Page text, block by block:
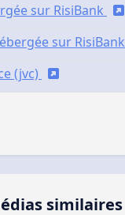
sur RisiBank
sur RisiBank
(jvc)
similaires